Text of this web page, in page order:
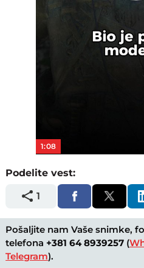
1:08
Podelite vest:
1
Pošaljite nam Vaše snimke,
telefona +381 64 8939257 (
Telegram).